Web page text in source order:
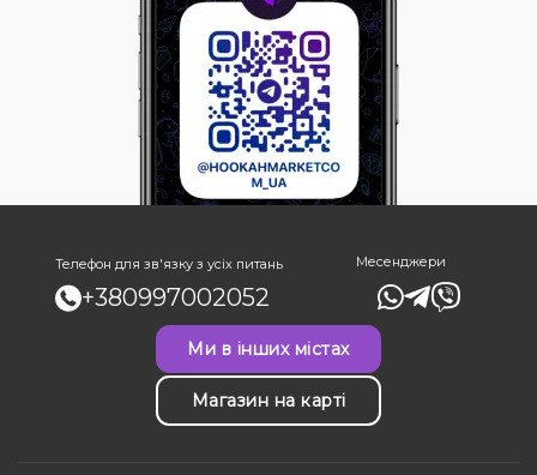
Телефон для зв'язку з усіх питань
+380997002052
Месенджери
Ми в інших містах
Магазин на карті